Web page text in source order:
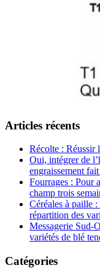
Articles récents
Récolte : Réussir
Oui, intégrer de
engraissement
Fourrages : Pour
champ trois
Céréales à paille
répartition des
Messagerie Sud-
variétés de blé
Catégories